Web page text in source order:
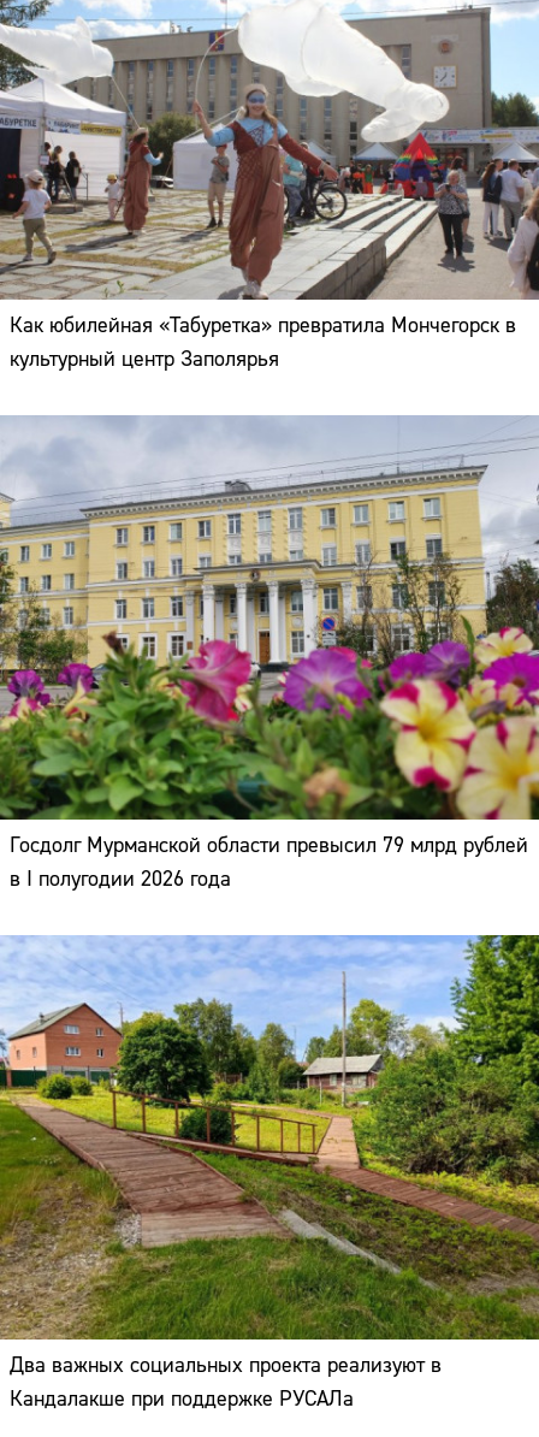
Как юбилейная «Табуретка» превратила Мончегорск в
культурный центр Заполярья
Госдолг Мурманской области превысил 79 млрд рублей
в I полугодии 2026 года
Два важных социальных проекта реализуют в
Кандалакше при поддержке РУСАЛа